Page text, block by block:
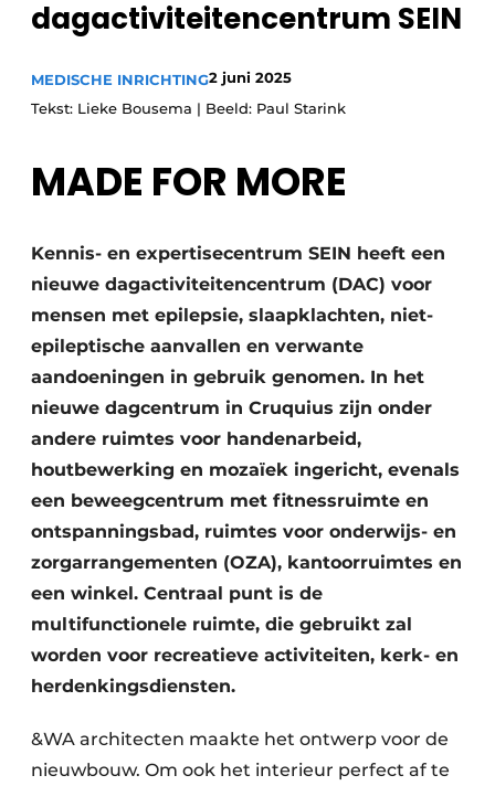
Podcasts
Vacature aanmelden
Privéklinieken
Laboratoria
dagactiviteitencentrum SEIN
MEDISCHE INRICHTING2 juni 2025
Tekst: Lieke Bousema | Beeld: Paul Starink
MADE FOR MORE
Kennis- en expertisecentrum SEIN heeft een
nieuwe dagactiviteitencentrum (DAC) voor
mensen met epilepsie, slaapklachten, niet-
epileptische aanvallen en verwante
aandoeningen in gebruik genomen. In het
nieuwe dagcentrum in Cruquius zijn onder
andere ruimtes voor handenarbeid,
houtbewerking en mozaïek ingericht, evenals
een beweegcentrum met fitnessruimte en
ontspanningsbad, ruimtes voor onderwijs- en
zorgarrangementen (OZA), kantoorruimtes en
een winkel. Centraal punt is de
multifunctionele ruimte, die gebruikt zal
worden voor recreatieve activiteiten, kerk- en
herdenkingsdiensten.
&WA architecten maakte het ontwerp voor de
nieuwbouw. Om ook het interieur perfect af te